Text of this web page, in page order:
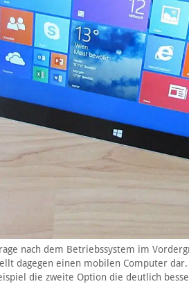
nach dem Betriebssystem im
dagegen einen mobilen Computer
die zweite Option die deutlich